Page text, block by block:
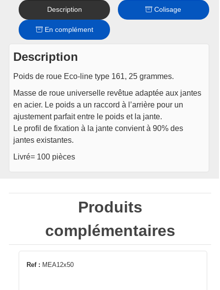
Description Colisage
En complément
Description
Poids de roue Eco-line type 161, 25 grammes.
Masse de roue universelle revêtue adaptée aux jantes
en acier. Le poids a un raccord à l’arrière pour un
ajustement parfait entre le poids et la jante.
Le profil de fixation à la jante convient à 90% des
jantes existantes.
Livré= 100 pièces
Produits
complémentaires
Ref : MEA12x50